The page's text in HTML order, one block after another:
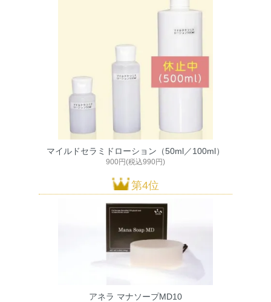
マイルドセラミドローション（50ml／100ml）
900円(税込990円)
第4位
アネラ マナソープMD10